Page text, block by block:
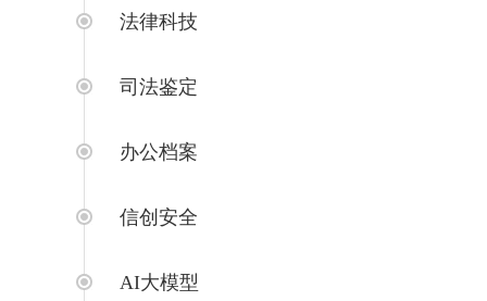
法律科技
司法鉴定
办公档案
信创安全
AI大模型